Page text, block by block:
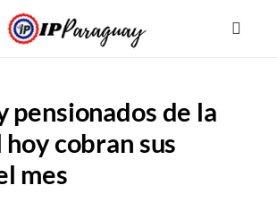
pensionados de la
hoy cobran sus
mes